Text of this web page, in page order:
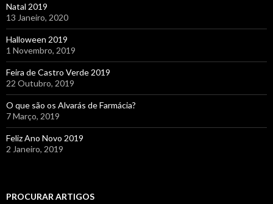
Natal 2019
13 Janeiro, 2020
Halloween 2019
1 Novembro, 2019
Feira de Castro Verde 2019
22 Outubro, 2019
O que são os Alvarás de Farmácia?
7 Março, 2019
Feliz Ano Novo 2019
2 Janeiro, 2019
PROCURAR ARTIGOS